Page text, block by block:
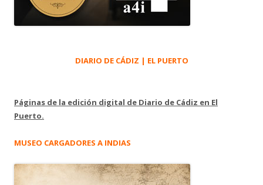
DIARIO DE CÁDIZ | EL PUERTO
Páginas de la edición digital de Diario de Cádiz en El
Puerto.
MUSEO CARGADORES A INDIAS